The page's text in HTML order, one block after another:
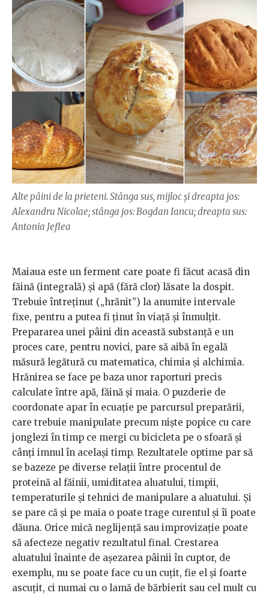
Alte pâini de la prieteni. Stânga sus, mijloc și dreapta jos:
Alexandru Nicolae; stânga jos: Bogdan Iancu; dreapta sus:
Antonia Jeflea
Maiaua este un ferment care poate fi făcut acasă din
făină (integrală) și apă (fără clor) lăsate la dospit.
Trebuie întreținut („hrănit”) la anumite intervale
fixe, pentru a putea fi ținut în viață și înmulțit.
Prepararea unei pâini din această substanță e un
proces care, pentru novici, pare să aibă în egală
măsură legătură cu matematica, chimia și alchimia.
Hrănirea se face pe baza unor raporturi precis
calculate între apă, făină și maia. O puzderie de
coordonate apar în ecuație pe parcursul preparării,
care trebuie manipulate precum niște popice cu care
jonglezi în timp ce mergi cu bicicleta pe o sfoară și
cânți imnul în același timp. Rezultatele optime par să
se bazeze pe diverse relații între procentul de
proteină al făinii, umiditatea aluatului, timpii,
temperaturile și tehnici de manipulare a aluatului. Și
se pare că și pe maia o poate trage curentul și îi poate
dăuna. Orice mică neglijență sau improvizație poate
să afecteze negativ rezultatul final. Crestarea
aluatului înainte de așezarea pâinii în cuptor, de
exemplu, nu se poate face cu un cuțit, fie el și foarte
ascuțit, ci numai cu o lamă de bărbierit sau cel mult cu